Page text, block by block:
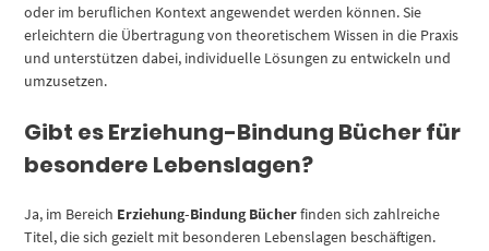
oder im beruflichen Kontext angewendet werden können. Sie
erleichtern die Übertragung von theoretischem Wissen in die Praxis
und unterstützen dabei, individuelle Lösungen zu entwickeln und
umzusetzen.
Gibt es Erziehung-Bindung Bücher für
besondere Lebenslagen?
Ja, im Bereich Erziehung-Bindung Bücherfinden sich zahlreiche
Titel, die sich gezielt mit besonderen Lebenslagen beschäftigen.